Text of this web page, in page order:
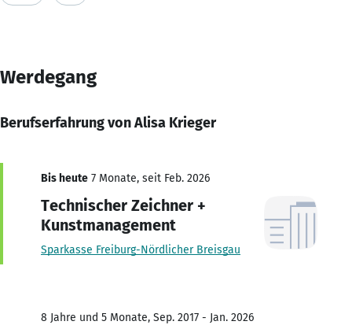
Werdegang
Berufserfahrung von Alisa Krieger
Bis heute 7 Monate, seit Feb. 2026
Technischer Zeichner +
Kunstmanagement
Sparkasse Freiburg-Nördlicher Breisgau
8 Jahre und 5 Monate, Sep. 2017 - Jan. 2026